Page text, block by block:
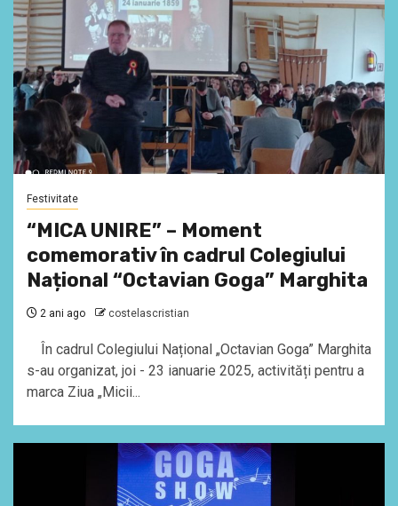
Festivitate
“MICA UNIRE” – Moment
comemorativ în cadrul Colegiului
Național “Octavian Goga” Marghita
2 ani ago costelascristian
În cadrul Colegiului Național „Octavian Goga” Marghita
s-au organizat, joi - 23 ianuarie 2025, activități pentru a
marca Ziua „Micii...